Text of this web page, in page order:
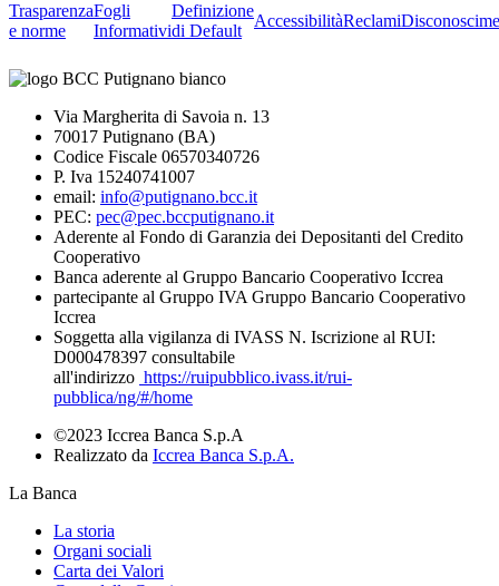
Trasparenza
e norme
Fogli
Informativi
Definizione
di Default
AccessibilitàReclami
Via Margherita di Savoia n. 13
70017 Putignano (BA)
Codice Fiscale 06570340726
P. Iva 15240741007
email: info@putignano.bcc.it
PEC: pec@pec.bccputignano.it
Aderente al Fondo di Garanzia dei Depositanti del Credito
Cooperativo
Banca aderente al Gruppo Bancario Cooperativo Iccrea
partecipante al Gruppo IVA Gruppo Bancario Cooperativo
Iccrea
Soggetta alla vigilanza di IVASS N. Iscrizione al RUI:
D000478397 consultabile
all'indirizzo https://ruipubblico.ivass.it/rui-
pubblica/ng/#/home
©2023 Iccrea Banca S.p.A
Realizzato da Iccrea Banca S.p.A.
La Banca
La storia
Organi sociali
Carta dei Valori